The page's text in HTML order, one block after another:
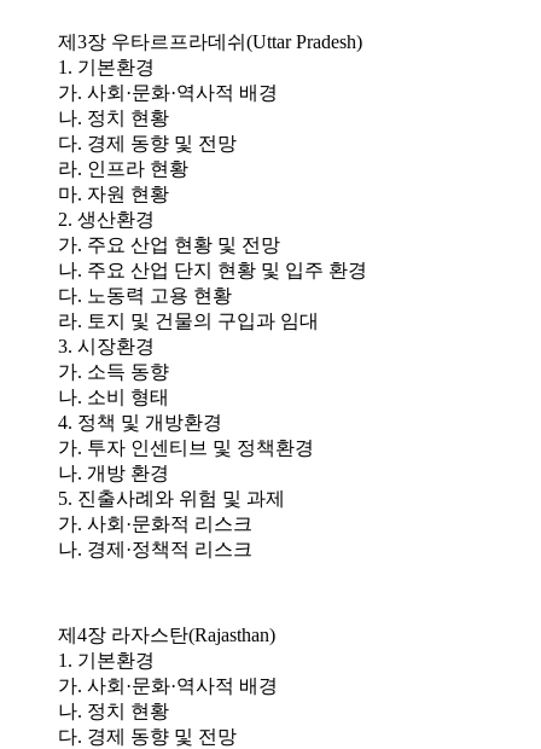
제3장 우타르프라데쉬(Uttar Pradesh)
1. 기본환경
가. 사회·문화·역사적 배경
나. 정치 현황
다. 경제 동향 및 전망
라. 인프라 현황
마. 자원 현황
2. 생산환경
가. 주요 산업 현황 및 전망
나. 주요 산업 단지 현황 및 입주 환경
다. 노동력 고용 현황
라. 토지 및 건물의 구입과 임대
3. 시장환경
가. 소득 동향
나. 소비 형태
4. 정책 및 개방환경
가. 투자 인센티브 및 정책환경
나. 개방 환경
5. 진출사례와 위험 및 과제
가. 사회·문화적 리스크
나. 경제·정책적 리스크
제4장 라자스탄(Rajasthan)
1. 기본환경
가. 사회·문화·역사적 배경
나. 정치 현황
다. 경제 동향 및 전망